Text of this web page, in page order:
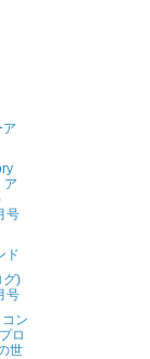
ア
号
ド
グ)
号
ン
ロ
世